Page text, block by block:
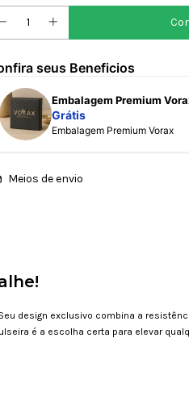
seus Beneficios
Embalagem Premium
Grátis
Embalagem Premium Vorax
Meios de envio
design exclusivo combina a
é a escolha certa para elevar